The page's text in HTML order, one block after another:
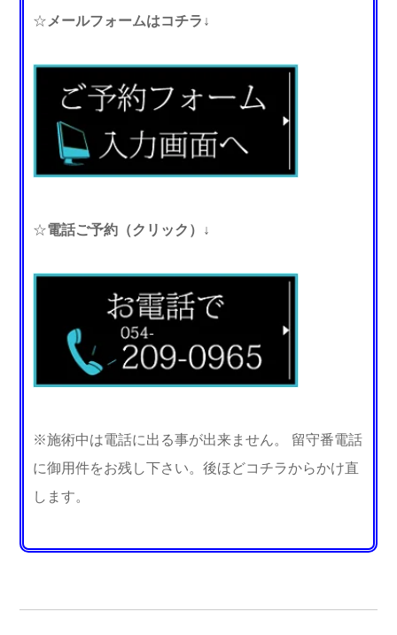
☆ メールフォームはコチラ↓
☆電話ご予約（クリック）↓
※施術中は電話に出る事が出来ません。 留守番電話
に御用件をお残し下さい。後ほどコチラからかけ直
します。